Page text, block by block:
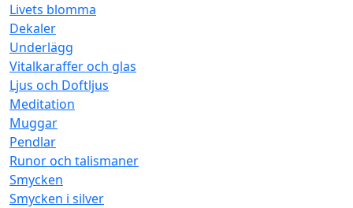
Livets blomma
Dekaler
Underlägg
Vitalkaraffer och glas
Ljus och Doftljus
Meditation
Muggar
Pendlar
Runor och talismaner
Smycken
Smycken i silver